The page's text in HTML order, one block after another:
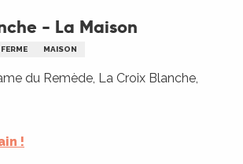
- La Maison
FERME MAISON
du Remède, La Croix Blanche,
!